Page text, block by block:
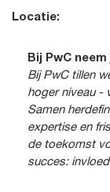
Locatie:
Bij PwC
Bij PwC tillen
hoger niveau -
Samen
expertise en
de toekomst
succes: